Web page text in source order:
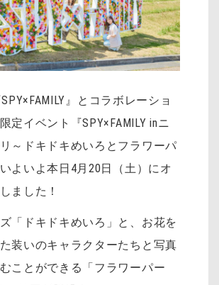
』とコラボレーショ
定イベント『SPY×FAMILY inニ
～ドキドキめいろとフラワーパ
よいよ本日4月20日（土）にオ
ました！
「ドキドキめいろ」と、お花を
装いのキャラクターたちと写真
ことができる「フラワーパー